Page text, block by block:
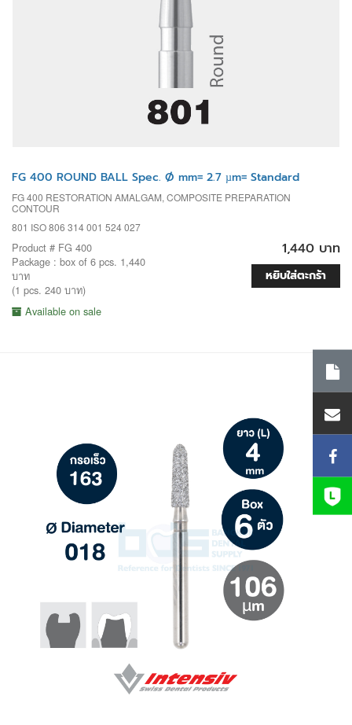
FG 400 ROUND BALL Spec. Ø mm= 2.7 µm= Standard
FG 400 RESTORATION AMALGAM, COMPOSITE PREPARATION
CONTOUR
801 ISO 806 314 001 524 027
Product # FG 400
Package : box of 6 pcs. 1,440
บาท
(1 pcs. 240 บาท)
Available on sale
1,440 บาท
หยิบใส่ตะกร้า